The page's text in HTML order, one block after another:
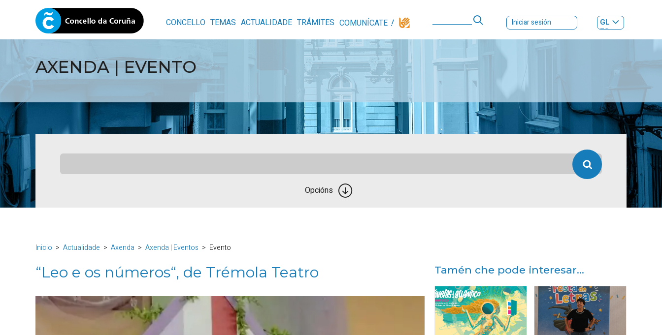
CONCELLO TEMAS ACTUALIDADE TRÁMITES COMUNÍCATE Iniciar sesión
GL
ES|
AXENDA | EVENTO
Opcións
Inicio Actualidade Axenda Axenda | Eventos Evento
“Leo e os números“, de Trémola Teatro Tamén che pode interesar...